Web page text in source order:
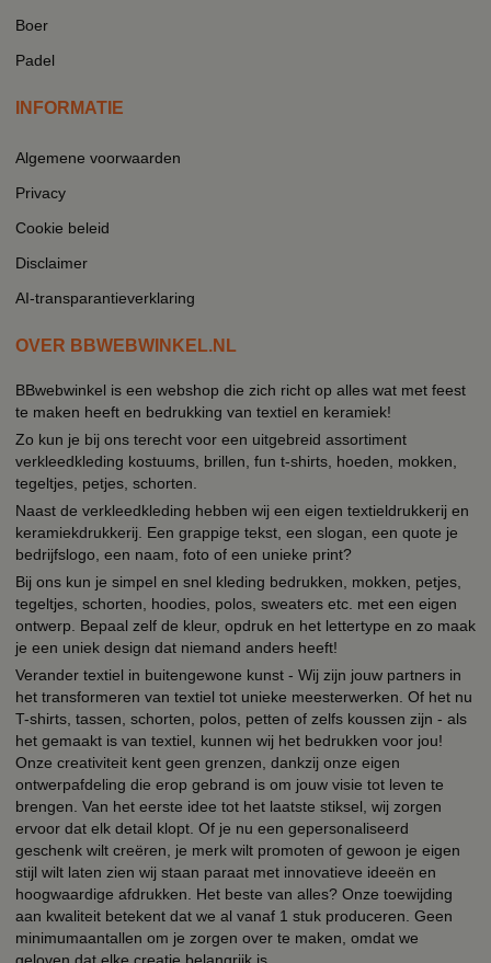
Boer
Padel
INFORMATIE
Algemene voorwaarden
Privacy
Cookie beleid
Disclaimer
AI-transparantieverklaring
OVER BBWEBWINKEL.NL
BBwebwinkel is een webshop die zich richt op alles wat met feest
te maken heeft en bedrukking van textiel en keramiek!
Zo kun je bij ons terecht voor een uitgebreid assortiment
verkleedkleding kostuums, brillen, fun t-shirts, hoeden, mokken,
tegeltjes, petjes, schorten.
Naast de verkleedkleding hebben wij een eigen textieldrukkerij en
keramiekdrukkerij. Een grappige tekst, een slogan, een quote je
bedrijfslogo, een naam, foto of een unieke print?
Bij ons kun je simpel en snel kleding bedrukken, mokken, petjes,
tegeltjes, schorten, hoodies, polos, sweaters etc. met een eigen
ontwerp. Bepaal zelf de kleur, opdruk en het lettertype en zo maak
je een uniek design dat niemand anders heeft!
Verander textiel in buitengewone kunst - Wij zijn jouw partners in
het transformeren van textiel tot unieke meesterwerken. Of het nu
T-shirts, tassen, schorten, polos, petten of zelfs koussen zijn - als
het gemaakt is van textiel, kunnen wij het bedrukken voor jou!
Onze creativiteit kent geen grenzen, dankzij onze eigen
ontwerpafdeling die erop gebrand is om jouw visie tot leven te
brengen. Van het eerste idee tot het laatste stiksel, wij zorgen
ervoor dat elk detail klopt. Of je nu een gepersonaliseerd
geschenk wilt creëren, je merk wilt promoten of gewoon je eigen
stijl wilt laten zien wij staan paraat met innovatieve ideeën en
hoogwaardige afdrukken. Het beste van alles? Onze toewijding
aan kwaliteit betekent dat we al vanaf 1 stuk produceren. Geen
minimumaantallen om je zorgen over te maken, omdat we
geloven dat elke creatie belangrijk is.